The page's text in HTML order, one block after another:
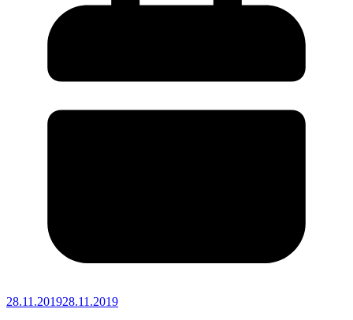
28.11.201928.11.2019